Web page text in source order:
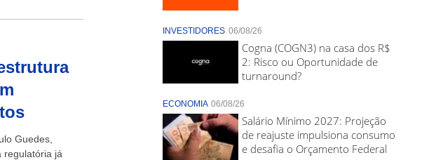
Guedes,
regulatória já
INVESTIDORES 06/08/26
Cogna (COGN3) na casa dos R$
2: Risco ou Oportunidade de
turnaround?
ECONOMIA 06/08/26
Salário Mínimo 2027: Projeção
de reajuste impulsiona consumo
e desafia o Orçamento Federal